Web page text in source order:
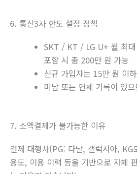
6. 통신3사 한도 설정 정책
SKT / KT / LG U+ 월 최
포함 시 총 200만 원 가능
신규 가입자는 15만 원 이
미납 또는 연체 기록이 있
7. 소액결제가 불가능한 이유
결제 대행사(PG: 다날, 갤럭시아, KG
용도, 이용 이력 등을 기반으로 자체